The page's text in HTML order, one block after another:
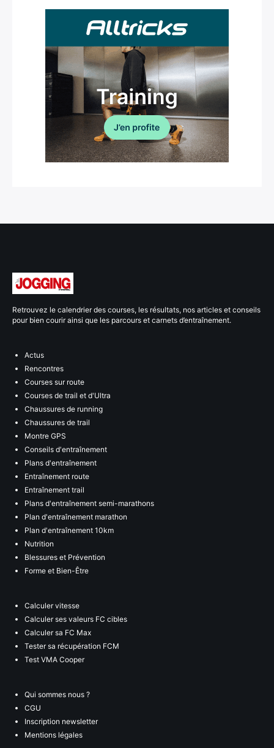
Retrouvez le calendrier des courses, les résultats, nos articles et conseils
pour bien courir ainsi que les parcours et carnets d’entraînement.
Actus
Rencontres
Courses sur route
Courses de trail et d'Ultra
Chaussures de running
Chaussures de trail
Montre GPS
Conseils d'entraînement
Plans d'entraînement
Entraînement route
Entraînement trail
Plans d'entraînement semi-marathons
Plan d'entraînement marathon
Plan d'entraînement 10km
Nutrition
Blessures et Prévention
Forme et Bien-Être
Calculer vitesse
Calculer ses valeurs FC cibles
Calculer sa FC Max
Tester sa récupération FCM
Test VMA Cooper
Qui sommes nous ?
CGU
Inscription newsletter
Mentions légales